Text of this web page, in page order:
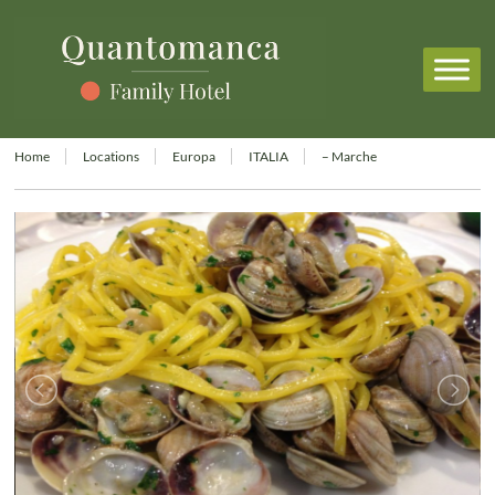
Home Locations Europa ITALIA – Marche